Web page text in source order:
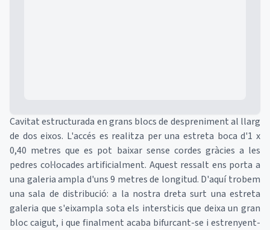
Cavitat estructurada en grans blocs de despreniment al llarg
de dos eixos. L'accés es realitza per una estreta boca d'1 x
0,40 metres que es pot baixar sense cordes gràcies a les
pedres col·locades artificialment. Aquest ressalt ens porta a
una galeria ampla d'uns 9 metres de longitud. D'aquí trobem
una sala de distribució: a la nostra dreta surt una estreta
galeria que s'eixampla sota els intersticis que deixa un gran
bloc caigut, i que finalment acaba bifurcant-se i estrenyent-